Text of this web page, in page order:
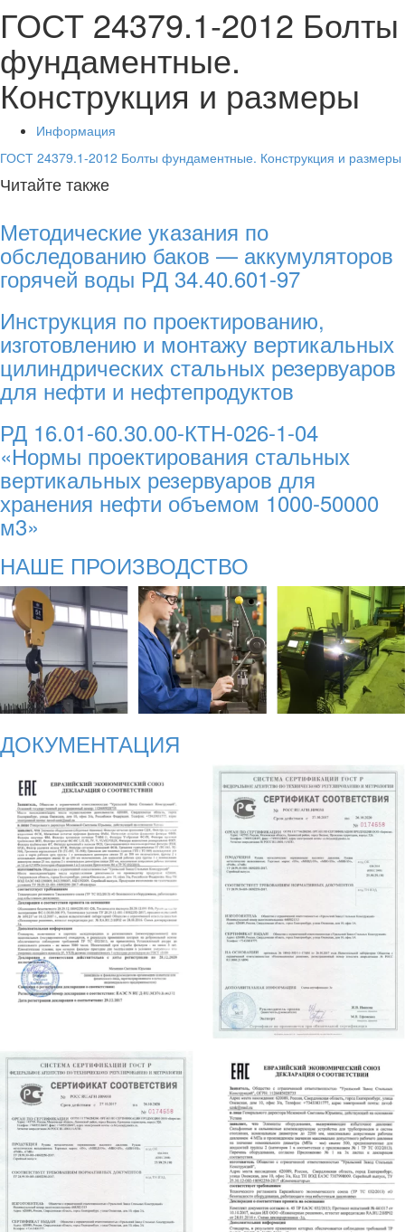
ГОСТ 24379.1-2012 Болты
фундаментные.
Конструкция и размеры
Информация
ГОСТ 24379.1-2012 Болты фундаментные. Конструкция и размеры
Читайте также
Методические указания по
обследованию баков — аккумуляторов
горячей воды РД 34.40.601-97
Инструкция по проектированию,
изготовлению и монтажу вертикальных
цилиндрических стальных резервуаров
для нефти и нефтепродуктов
РД 16.01-60.30.00-КТН-026-1-04
«Нормы проектирования стальных
вертикальных резервуаров для
хранения нефти объемом 1000-50000
м3»
НАШЕ ПРОИЗВОДСТВО
ДОКУМЕНТАЦИЯ